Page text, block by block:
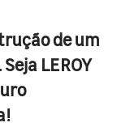
de um
LEROY